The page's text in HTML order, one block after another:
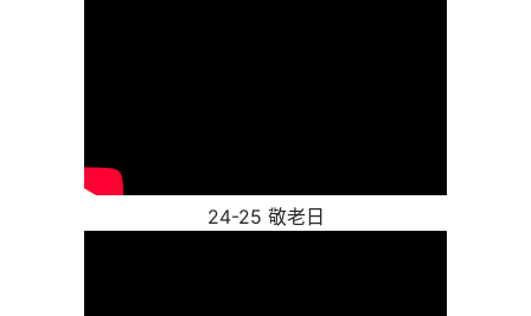
24-25 敬老日